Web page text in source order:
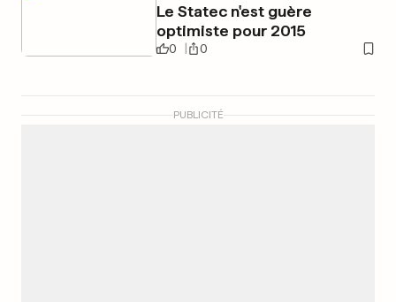
Le Statec n'est guère
optimiste pour 2015
0 0
PUBLICITÉ